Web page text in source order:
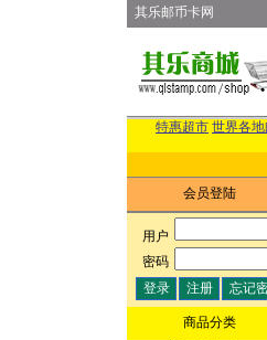
其乐邮币卡网
特惠超市 世界各地
会员登陆
用户:
密码:
商品分类